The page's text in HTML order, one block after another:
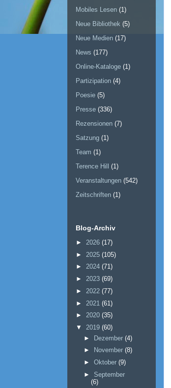
Mobiles Lesen (1)
Neue Bibliothek (5)
Neue Medien (17)
News (177)
Online-Kataloge (1)
Partizipation (4)
Poesie (5)
Presse (336)
Rezensionen (7)
Satzung (1)
Team (1)
Terence Hill
(1)
Veranstaltungen (542)
Zeitschriften (1)
Blog-Archiv
► 2026 (17)
► 2025 (105)
► 2024 (71)
► 2023 (69)
► 2022 (77)
► 2021 (61)
► 2020 (35)
▼ 2019 (60)
► Dezember (4)
►
November (8)
► Oktober (9)
► September
(6)